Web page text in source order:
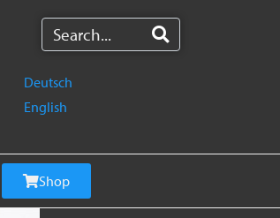
Deutsch
English
Shop